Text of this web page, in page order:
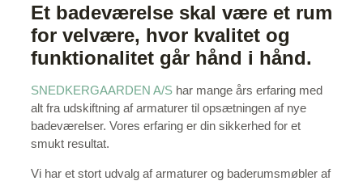
Et badeværelse skal være et rum
for velvære, hvor kvalitet og
funktionalitet går hånd i hånd.
SNEDKERGAARDEN A/S har mange års erfaring med
alt fra udskiftning af armaturer til opsætningen af nye
badeværelser. Vores erfaring er din sikkerhed for et
smukt resultat.
Vi har et stort udvalg af armaturer og baderumsmøbler af